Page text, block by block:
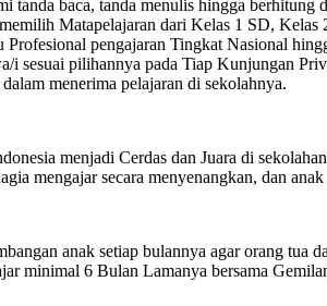
baca, tanda menulis hingga
Matapelajaran dari Kelas 1 SD,
pengajaran Tingkat Nasional
sesuai pilihannya pada Tiap Kunjungan
menerima pelajaran di sekolahnya.
menjadi Cerdas dan Juara di
mengajar secara menyenangkan, dan
anak setiap bulannya agar orang tua
minimal 6 Bulan Lamanya bersama